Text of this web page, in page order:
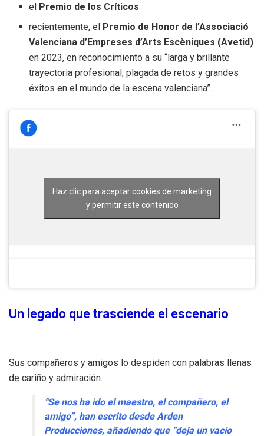
el Premio de los Críticos
recientemente, el Premio de Honor de l’Associació
Valenciana d’Empreses d’Arts Escèniques (Avetid)
en 2023, en reconocimiento a su “larga y brillante
trayectoria profesional, plagada de retos y grandes
éxitos en el mundo de la escena valenciana”.
Haz clic para aceptar cookies de marketing
y permitir este contenido
Un legado que trasciende el escenario
Sus compañeros y amigos lo despiden con palabras llenas
de cariño y admiración.
“Se nos ha ido el maestro, el compañero, el
amigo”, han escrito desde Arden
Producciones, añadiendo que “deja un vacío